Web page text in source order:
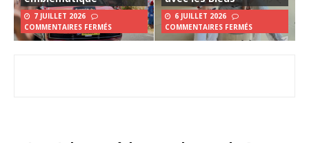
7 JUILLET 2026
COMMENTAIRES FERMÉS
6 JUILLET 2026
COMMENTAIRES FERMÉS